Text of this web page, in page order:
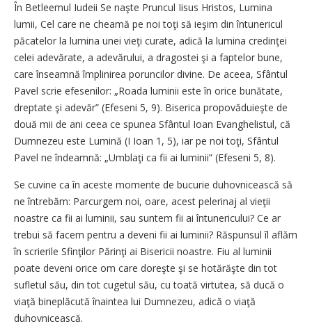
În Betleemul Iudeii Se naşte Pruncul Iisus Hristos, Lumina
lumii, Cel care ne cheamă pe noi toţi să ieşim din întunericul
păcatelor la lumina unei vieţi curate, adică la lumina credinţei
celei adevărate, a adevărului, a dragostei şi a faptelor bune,
care înseamnă împlinirea poruncilor divine. De aceea, Sfântul
Pavel scrie efesenilor: „Roada luminii este în orice bunătate,
dreptate şi adevăr” (Efeseni 5, 9). Biserica propovăduieşte de
două mii de ani ceea ce spunea Sfântul Ioan Evanghelistul, că
Dumnezeu este Lumină (I Ioan 1, 5), iar pe noi toţi, Sfântul
Pavel ne îndeamnă: „Umblaţi ca fii ai luminii” (Efeseni 5, 8).
Se cuvine ca în aceste momente de bucurie duhovnicească să
ne întrebăm: Parcurgem noi, oare, acest pelerinaj al vieţii
noastre ca fii ai luminii, sau suntem fii ai întunericului? Ce ar
trebui să facem pentru a deveni fii ai luminii? Răspunsul îl aflăm
în scrierile Sfinţilor Părinţi ai Bisericii noastre. Fiu al luminii
poate deveni orice om care doreşte şi se hotărăşte din tot
sufletul său, din tot cugetul său, cu toată virtutea, să ducă o
viaţă bineplăcută înaintea lui Dumnezeu, adică o viaţă
duhovnicească.